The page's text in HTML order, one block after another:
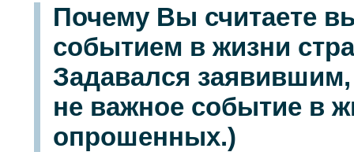
Почему Вы считаете
событием в жизни
Задавался
не важное событие в
опрошенных.)